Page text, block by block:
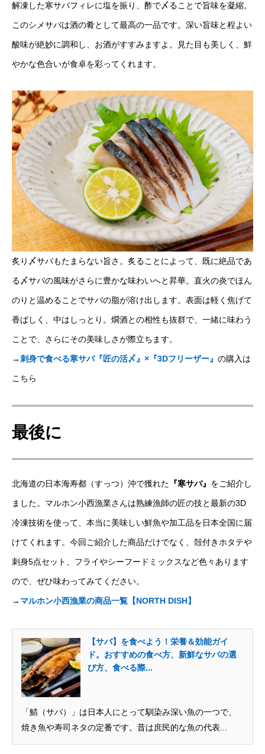
解凍した寒サバフィレに塩を振り、酢で〆ることで旨味を凝縮。
このシメサバは酒の肴として最高の一品です。深い旨味と程よい
酸味が絶妙に調和し、お酒がすすみますよ。見た目も美しく、鮮
やかな色合いが食卓を彩ってくれます。
炙り〆サバもたまらない旨さ。炙ることによって、既に絶品であ
る〆サバの風味がさらに豊かな味わいへと昇華。直火の炎でほん
のりと温めることでサバの脂が溶け出します。表面は軽く焦げて
香ばしく、中はしっとり。燗酒との相性も抜群で、一緒に味わう
ことで、さらにその美味しさが際立ちます。
→刺身で食べる寒サバ『匠の活〆』×『3Dフリーザー』 の購入は
こちら
最後に
北海道の日本海寿都（すっつ）沖で獲れた 『寒サバ』 をご紹介し
ました。マルホン小西漁業さんは熟練漁師の匠の技と最新の3D
冷凍技術を使って、本当に美味しい鮮魚や加工品を日本全国に届
けてくれます。今回ご紹介した商品だけでなく、殻付きホタテや
刺身5点セット、フライやシーフードミックスなど色々あります
ので、ぜひ味わってみてください。
→ マルホン小西漁業の商品一覧【NORTH DISH】
【サバ】を食べよう！栄養＆効能ガイ
ド。おすすめの食べ方、新鮮なサバの選
び方、食べる際...
「鯖（サバ）」は日本人にとって馴染み深い魚の一つで、
焼き魚や寿司ネタの定番です。昔は庶民的な魚の代表...